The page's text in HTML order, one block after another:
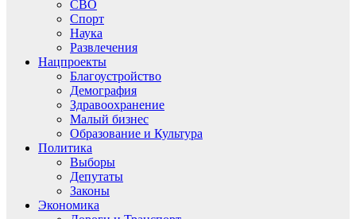
СВО
Спорт
Наука
Развлечения
Нацпроекты
Благоустройство
Демография
Здравоохранение
Малый бизнес
Образование и Культура
Политика
Выборы
Депутаты
Законы
Экономика